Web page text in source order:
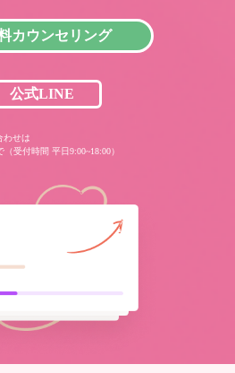
カウンセリング
公式LINE
わせは
（受付時間 平日9:00~18:00）